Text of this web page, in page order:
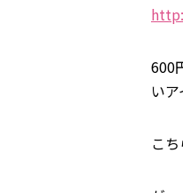
600
い
こ